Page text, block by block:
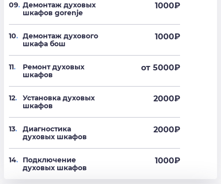
09. Демонтаж духовых
шкафов gorenje
1000₽
10. Демонтаж духового
шкафа бош
1000₽
11.
Ремонт духовых
шкафов
от 5000₽
12.
Установка духовых
шкафов
2000₽
13.
Диагностика
духовых шкафов
2000₽
14.
Подключение
духовых шкафов
1000₽